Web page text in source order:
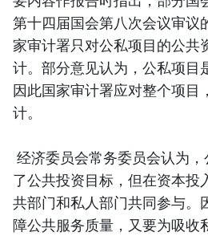
第十四届国会第八次会议审议
家审计署只对公私项目的公共
计。部分意见认为，公私项目
因此国家审计署应对整个项目
计。
经济委员会常务委员会认为
了公共投资目标，但在资本投
共部门和私人部门共同参与。
障公共服务质量，又要为吸收